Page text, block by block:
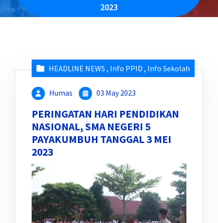
2023
HEADLINE NEWS , Info PPID , Info Sekolah
Humas 03 May 2023
PERINGATAN HARI PENDIDIKAN
NASIONAL, SMA NEGERI 5
PAYAKUMBUH TANGGAL 3 MEI
2023